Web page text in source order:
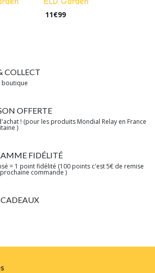
11€99
COLLECT
boutique
OFFERTE
! (pour les produits Mondial Relay en France
)
FIDÉLITÉ
= 1 point fidélité (100 points c'est 5€ de remise
commande )